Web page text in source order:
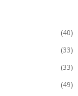
(40)
(33)
(33)
(49)